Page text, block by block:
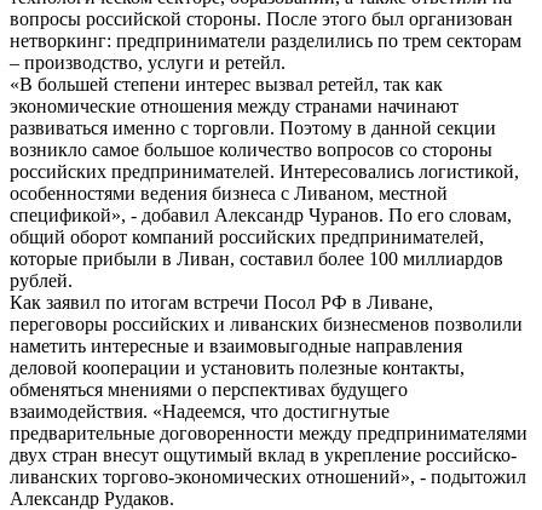
вопросы российской стороны. После этого был организован
нетворкинг: предприниматели разделились по трем секторам
– производство, услуги и ретейл.
«В большей степени интерес вызвал ретейл, так как
экономические отношения между странами начинают
развиваться именно с торговли. Поэтому в данной секции
возникло самое большое количество вопросов со стороны
российских предпринимателей. Интересовались логистикой,
особенностями ведения бизнеса с Ливаном, местной
спецификой», - добавил Александр Чуранов. По его словам,
общий оборот компаний российских предпринимателей,
которые прибыли в Ливан, составил более 100 миллиардов
рублей.
Как заявил по итогам встречи Посол РФ в Ливане,
переговоры российских и ливанских бизнесменов позволили
наметить интересные и взаимовыгодные направления
деловой кооперации и установить полезные контакты,
обменяться мнениями о перспективах будущего
взаимодействия. «Надеемся, что достигнутые
предварительные договоренности между предпринимателями
двух стран внесут ощутимый вклад в укрепление российско-
ливанских торгово-экономических отношений», - подытожил
Александр Рудаков.